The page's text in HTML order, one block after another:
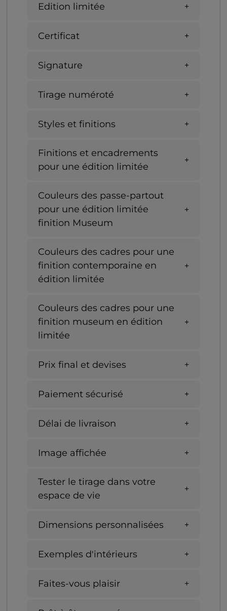
Edition limitée
Certificat
Signature
Tirage numéroté
Styles et finitions
Finitions et encadrements
pour une édition limitée
Couleurs des passe-partout
pour une édition limitée
finition Museum
Couleurs des cadres pour une
finition contemporaine en
édition limitée
Couleurs des cadres pour une
finition museum en édition
limitée
Prix final et devises
Paiement sécurisé
Délai de livraison
Image affichée
Tester le tirage dans votre
espace de vie
Dimensions personnalisées
Exemples d'intérieurs
Faites-vous plaisir